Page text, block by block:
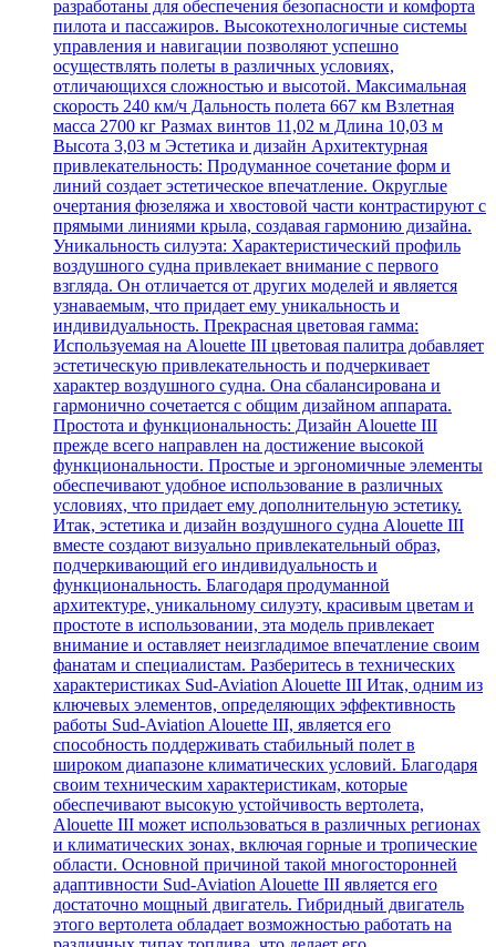
разработаны для обеспечения безопасности и комфорта
пилота и пассажиров. Высокотехнологичные системы
управления и навигации позволяют успешно
осуществлять полеты в различных условиях,
отличающихся сложностью и высотой. Максимальная
скорость 240 км/ч Дальность полета 667 км Взлетная
масса 2700 кг Размах винтов 11,02 м Длина 10,03 м
Высота 3,03 м Эстетика и дизайн Архитектурная
привлекательность: Продуманное сочетание форм и
линий создает эстетическое впечатление. Округлые
очертания фюзеляжа и хвостовой части контрастируют с
прямыми линиями крыла, создавая гармонию дизайна.
Уникальность силуэта: Характеристический профиль
воздушного судна привлекает внимание с первого
взгляда. Он отличается от других моделей и является
узнаваемым, что придает ему уникальность и
индивидуальность. Прекрасная цветовая гамма:
Используемая на Alouette III цветовая палитра добавляет
эстетическую привлекательность и подчеркивает
характер воздушного судна. Она сбалансирована и
гармонично сочетается с общим дизайном аппарата.
Простота и функциональность: Дизайн Alouette III
прежде всего направлен на достижение высокой
функциональности. Простые и эргономичные элементы
обеспечивают удобное использование в различных
условиях, что придает ему дополнительную эстетику.
Итак, эстетика и дизайн воздушного судна Alouette III
вместе создают визуально привлекательный образ,
подчеркивающий его индивидуальность и
функциональность. Благодаря продуманной
архитектуре, уникальному силуэту, красивым цветам и
простоте в использовании, эта модель привлекает
внимание и оставляет неизгладимое впечатление своим
фанатам и специалистам. Разберитесь в технических
характеристиках Sud-Aviation Alouette III Итак, одним из
ключевых элементов, определяющих эффективность
работы Sud-Aviation Alouette III, является его
способность поддерживать стабильный полет в
широком диапазоне климатических условий. Благодаря
своим техническим характеристикам, которые
обеспечивают высокую устойчивость вертолета,
Alouette III может использоваться в различных регионах
и климатических зонах, включая горные и тропические
области. Основной причиной такой многосторонней
адаптивности Sud-Aviation Alouette III является его
достаточно мощный двигатель. Гибридный двигатель
этого вертолета обладает возможностью работать на